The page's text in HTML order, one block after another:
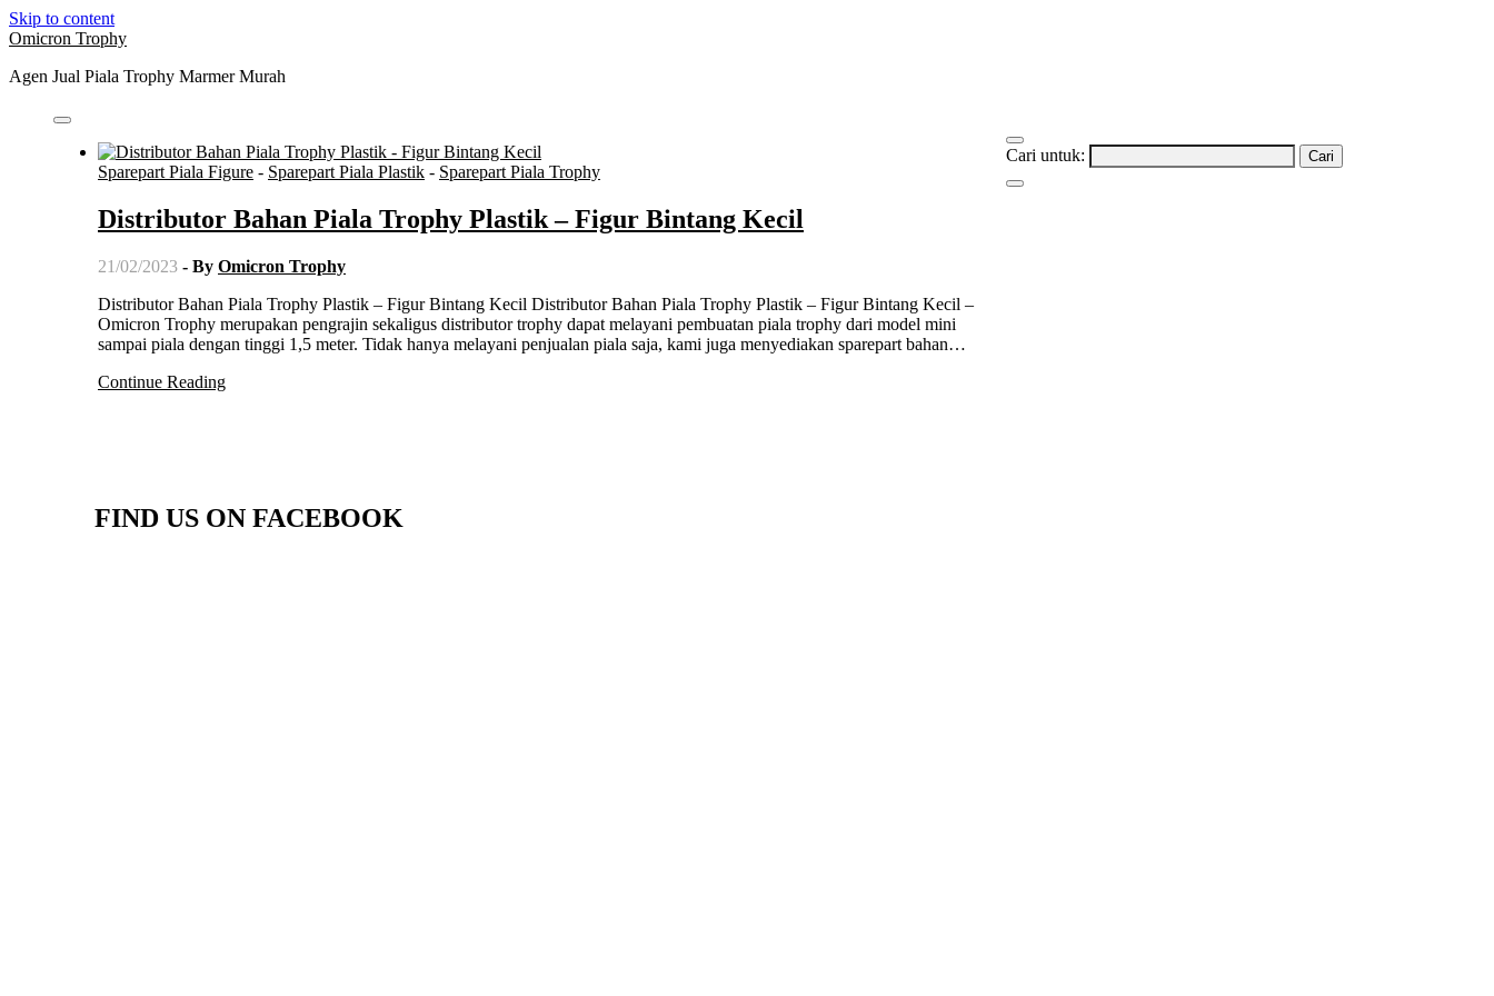
Skip to content
Omicron Trophy
Agen Jual Piala Trophy Marmer Murah
Cari untuk:
Sparepart Piala Figure - Sparepart Piala Plastik - Sparepart Piala Trophy
Distributor Bahan Piala Trophy Plastik – Figur Bintang Kecil
21/02/2023 - By Omicron Trophy
Distributor Bahan Piala Trophy Plastik – Figur Bintang Kecil Distributor Bahan Piala Trophy Plastik – Figur Bintang Kecil –
Omicron Trophy merupakan pengrajin sekaligus distributor trophy dapat melayani pembuatan piala trophy dari model mini
sampai piala dengan tinggi 1,5 meter. Tidak hanya melayani penjualan piala saja, kami juga menyediakan sparepart bahan…
Continue Reading
FIND US ON FACEBOOK